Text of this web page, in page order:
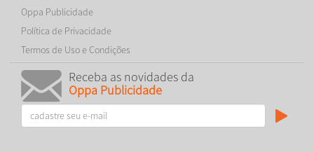
Oppa Publicidade
Política de Privacidade
Termos de Uso e Condições
Receba as novidades da
Oppa Publicidade